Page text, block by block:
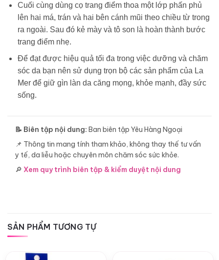
Cuối cùng dùng cọ trang điểm thoa một lớp phấn phủ
lên hai má, trán và hai bên cánh mũi theo chiều từ trong
ra ngoài. Sau đó kẻ mày và tô son là hoàn thành bước
trang điểm nhẹ.
Để đạt được hiệu quả tối đa trong việc dưỡng và chăm
sóc da bạn nên sử dụng trọn bộ các sản phẩm của La
Mer để giữ gìn làn da căng mọng, khỏe mạnh, đầy sức
sống.
📝 Biên tập nội dung: Ban biên tập Yêu Hàng Ngoại
📌 Thông tin mang tính tham khảo, không thay thế tư vấn
y tế, da liễu hoặc chuyên môn chăm sóc sức khỏe.
🔎 Xem quy trình biên tập & kiểm duyệt nội dung
SẢN PHẨM TƯƠNG TỰ